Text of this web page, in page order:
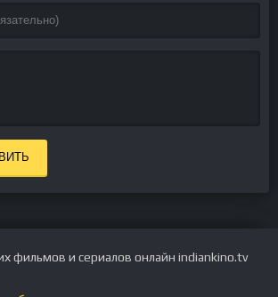
фильмов и сериалов онлайн indiankino.tv